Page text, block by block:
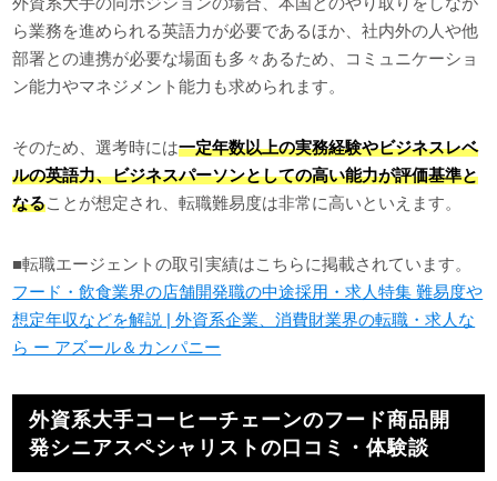
ら業務を進められる英語力が必要であるほか、社内外の人や他
部署との連携が必要な場面も多々あるため、コミュニケーショ
ン能力やマネジメント能力も求められます。
そのため、選考時には一定年数以上の実務経験やビジネスレベ
ルの英語力、ビジネスパーソンとしての高い能力が評価基準と
なることが想定され、転職難易度は非常に高いといえます。
■転職エージェントの取引実績はこちらに掲載されています。
フード・飲食業界の店舗開発職の中途採用・求人特集 難易度や
想定年収などを解説 | 外資系企業、消費財業界の転職・求人な
ら ー アズール＆カンパニー
外資系大手コーヒーチェーンのフード商品開
発シニアスペシャリストの口コミ・体験談